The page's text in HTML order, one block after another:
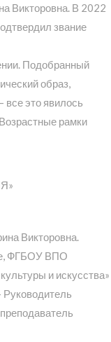
Викторовна. В 2022
звание
Подобранный
образ,
все это явилось
рамки
Викторовна.
ФГБОУ ВПО
и искусства»
Руководитель